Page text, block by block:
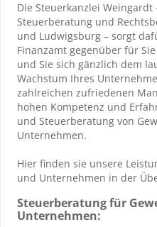
Die Steuerkanzlei
Steuerberatung und
und Ludwigsburg – sorgt
Finanzamt gegenüber für
und Sie sich gänzlich dem
Wachstum Ihres
zahlreichen zufriedenen
hohen Kompetenz und
und Steuerberatung von
Unternehmen.
Hier finden sie unsere
und Unternehmen in der
Steuerberatung für
Unternehmen: